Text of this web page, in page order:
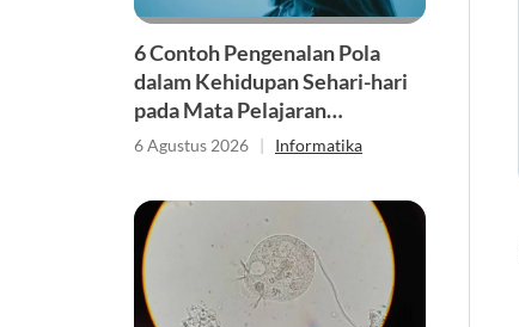
6 Contoh Pengenalan Pola
dalam Kehidupan Sehari-hari
pada Mata Pelajaran
Informatika
6 Agustus 2026 | Informatika